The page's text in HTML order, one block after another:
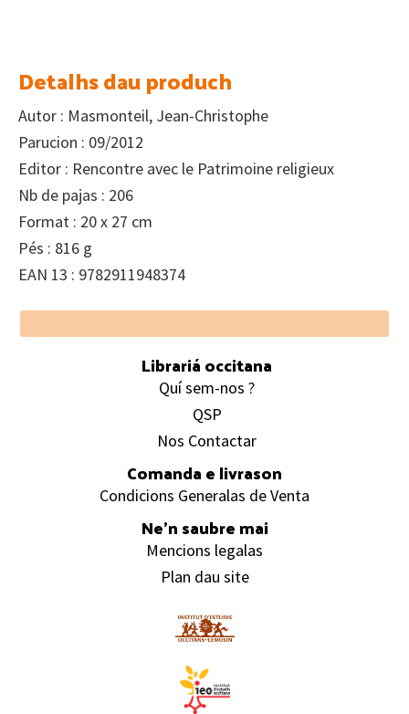
Detalhs dau produch
Autor : Masmonteil, Jean-Christophe
Parucion : 09/2012
Editor : Rencontre avec le Patrimoine religieux
Nb de pajas : 206
Format : 20 x 27 cm
Pés : 816 g
EAN 13 : 9782911948374
Footer
Librariá occitana
Quí sem-nos ?
QSP
Nos Contactar
Comanda e livrason
Condicions Generalas de Venta
Ne’n saubre mai
Mencions legalas
Plan dau site